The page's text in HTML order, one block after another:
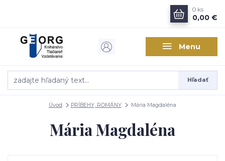
Menu
Hľadať
0 ks
0,00 €
Úvod PRÍBEHY, ROMÁNY Mária Magdaléna
Mária Magdaléna